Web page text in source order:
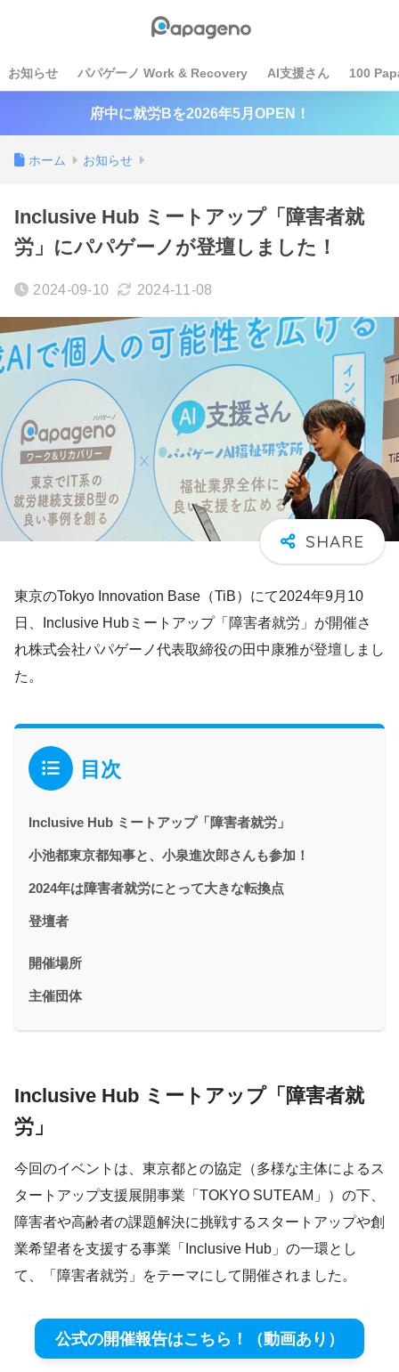
お知らせ パパゲーノ Work & Recovery AI支援さん 100
府中に就労Bを2026年5月OPEN！
ホーム お知らせ
Inclusive Hub ミートアップ「障害者就
労」にパパゲーノが登壇しました！
2024-09-10 2024-11-08
東京のTokyo Innovation Base（TiB）にて2024年9月10
日、Inclusive Hubミートアップ「障害者就労」が開催さ
れ株式会社パパゲーノ代表取締役の田中康雅が登壇しまし
た。
目次
Inclusive Hub ミートアップ「障害者就労」
小池都東京都知事と、小泉進次郎さんも参加！
2024年は障害者就労にとって大きな転換点
登壇者
開催場所
主催団体
Inclusive Hub ミートアップ「障害者就
労」
今回のイベントは、東京都との協定（多様な主体によるス
タートアップ支援展開事業「TOKYO SUTEAM」）の下、
障害者や高齢者の課題解決に挑戦するスタートアップや創
業希望者を支援する事業「Inclusive Hub」の一環とし
て、「障害者就労」をテーマにして開催されました。
公式の開催報告はこちら！（動画あり）